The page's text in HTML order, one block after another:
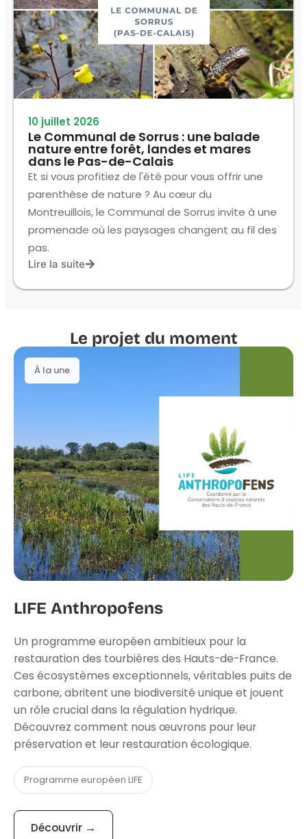
10 juillet 2026
Le Communal de Sorrus : une balade
nature entre forêt, landes et mares
dans le Pas-de-Calais
Et si vous profitiez de l'été pour vous offrir une
parenthèse de nature ? Au cœur du
Montreuillois, le Communal de Sorrus invite à une
promenade où les paysages changent au fil des
pas.
Lire la suite
Le projet du moment
LIFE Anthropofens
Un programme européen ambitieux pour la
restauration des tourbières des Hauts-de-France.
Ces écosystèmes exceptionnels, véritables puits de
carbone, abritent une biodiversité unique et jouent
un rôle crucial dans la régulation hydrique.
Découvrez comment nous œuvrons pour leur
préservation et leur restauration écologique.
Programme européen LIFE
Découvrir →
À la une